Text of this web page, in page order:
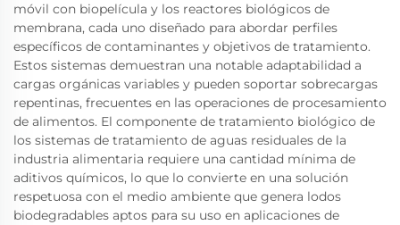
móvil con biopelícula y los reactores biológicos de
membrana, cada uno diseñado para abordar perfiles
específicos de contaminantes y objetivos de tratamiento.
Estos sistemas demuestran una notable adaptabilidad a
cargas orgánicas variables y pueden soportar sobrecargas
repentinas, frecuentes en las operaciones de procesamiento
de alimentos. El componente de tratamiento biológico de
los sistemas de tratamiento de aguas residuales de la
industria alimentaria requiere una cantidad mínima de
aditivos químicos, lo que lo convierte en una solución
respetuosa con el medio ambiente que genera lodos
biodegradables aptos para su uso en aplicaciones de